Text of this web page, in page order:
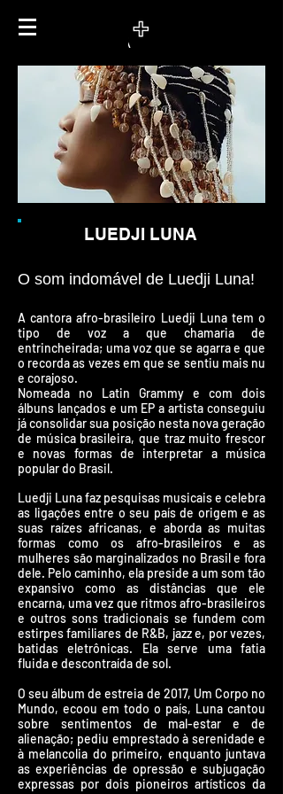
LUEDJI LUNA
O som indomável de Luedji Luna!
A cantora afro-brasileiro Luedji Luna tem o
tipo de voz a que chamaria de
entrincheirada; uma voz que se agarra e que
o recorda as vezes em que se sentiu mais nu
e corajoso.
Nomeada no Latin Grammy e com dois
álbuns lançados e um EP a artista conseguiu
já consolidar sua posição nesta nova geração
de música brasileira, que traz muito frescor
e novas formas de interpretar a música
popular do Brasil.
Luedji Luna faz pesquisas musicais e celebra
as ligações entre o seu país de origem e as
suas raízes africanas, e aborda as muitas
formas como os afro-brasileiros e as
mulheres são marginalizados no Brasil e fora
dele. Pelo caminho, ela preside a um som tão
expansivo como as distâncias que ele
encarna, uma vez que ritmos afro-brasileiros
e outros sons tradicionais se fundem com
estirpes familiares de R&B, jazz e, por vezes,
batidas eletrônicas. Ela serve uma fatia
fluida e descontraída de sol.
O seu álbum de estreia de 2017, Um Corpo no
Mundo, ecoou em todo o país, Luna cantou
sobre sentimentos de mal-estar e de
alienação; pediu emprestado à serenidade e
à melancolia do primeiro, enquanto juntava
as experiências de opressão e subjugação
expressas por dois pioneiros artísticos da